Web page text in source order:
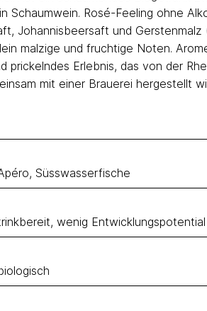
Schaumwein. Rosé-Feeling ohne
Johannisbeersaft und
malzige und fruchtige Noten.
prickelndes Erlebnis, das von der
mit einer Brauerei hergestellt
Süsswasserfische
wenig